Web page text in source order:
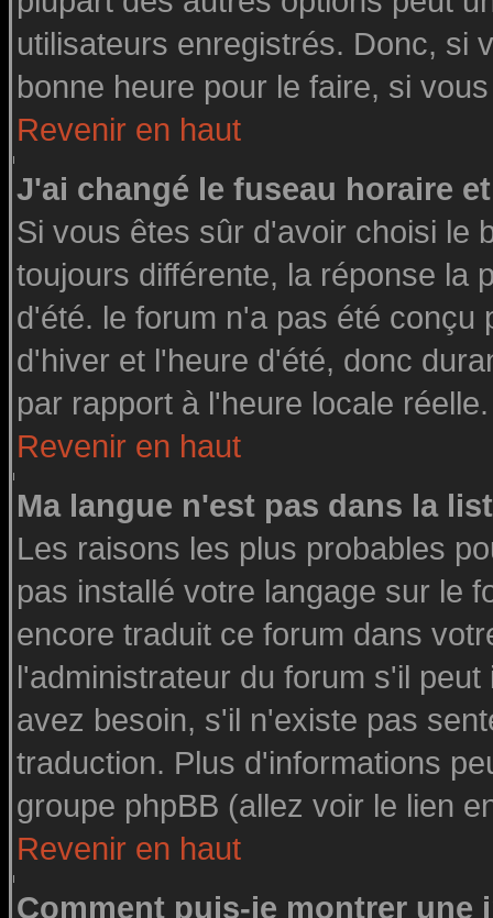
utilisateurs enregistrés. Donc, si
bonne heure pour le faire, si
Revenir en haut
J'ai changé le fuseau horaire
Si vous êtes sûr d'avoir choisi le
toujours différente, la réponse la
d'été. le forum n'a pas été conçu
d'hiver et l'heure d'été, donc
par rapport à l'heure locale réelle.
Revenir en haut
Ma langue n'est pas dans la
Les raisons les plus probables
pas installé votre langage sur le
encore traduit ce forum dans
l'administrateur du forum s'il
avez besoin, s'il n'existe pas
traduction. Plus d'informations
groupe phpBB (allez voir le lien
Revenir en haut
Comment puis-je montrer une